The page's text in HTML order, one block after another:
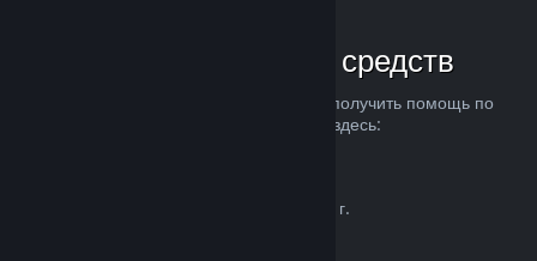
Как запросить возврат средств
Вы можете запросить возврат средств и получить помощь по
другим проблемам с покупками в Steam здесь:
Последнее обновление 23 апреля 2024 г.